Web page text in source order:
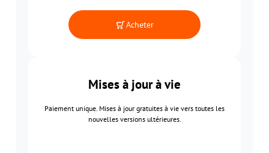
Acheter
Mises à jour à vie
Paiement unique. Mises à jour gratuites à vie vers toutes les
nouvelles versions ultérieures.